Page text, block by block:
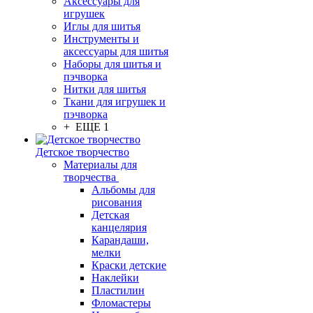
игрушек
Иглы для шитья
Инструменты и
аксессуары для шитья
Наборы для шитья и
пэчворка
Нитки для шитья
Ткани для игрушек и
пэчворка
+ ЕЩЕ 1
Детское творчество
Материалы для
творчества
Альбомы для
рисования
Детская
канцелярия
Карандаши,
мелки
Краски детские
Наклейки
Пластилин
Фломастеры